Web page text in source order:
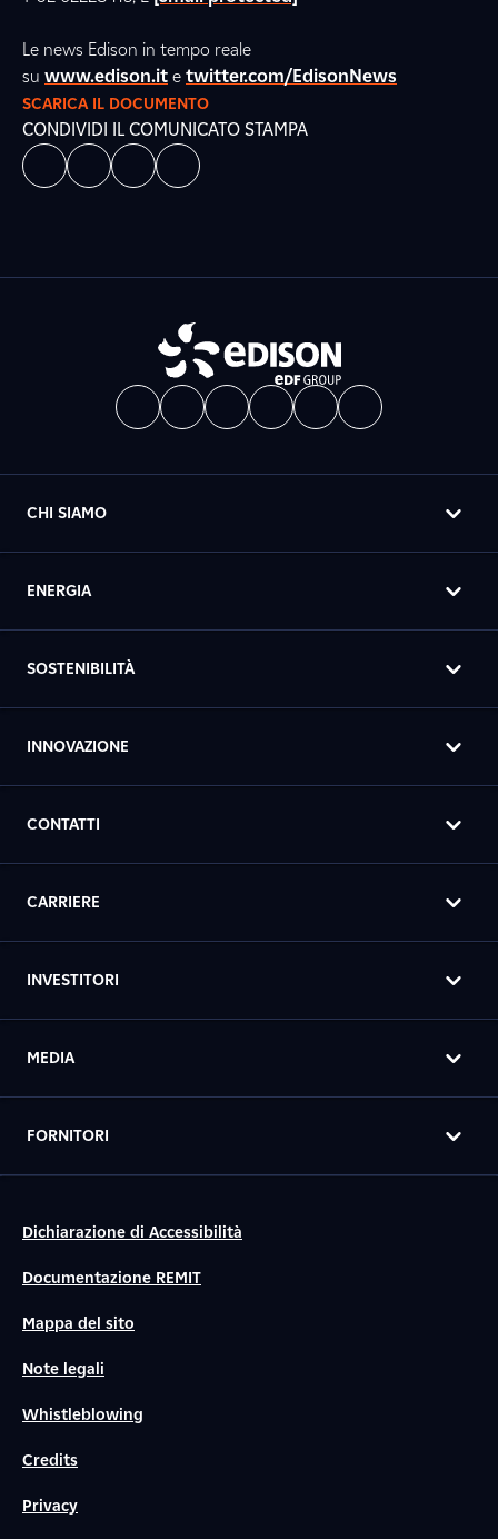
Le news Edison in tempo reale
su www.edison.it e twitter.com/EdisonNews
SCARICA IL DOCUMENTO
CONDIVIDI IL COMUNICATO STAMPA
CHI SIAMO
ENERGIA
SOSTENIBILITÀ
INNOVAZIONE
CONTATTI
CARRIERE
INVESTITORI
MEDIA
FORNITORI
Dichiarazione di Accessibilità
Documentazione REMIT
Mappa del sito
Note legali
Whistleblowing
Credits
Privacy